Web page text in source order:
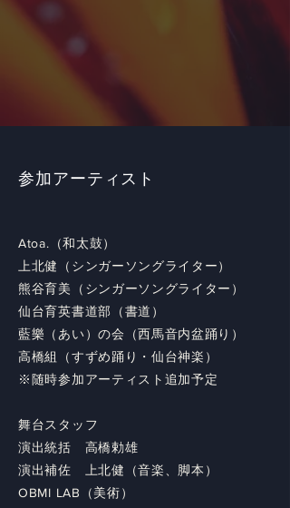
​参加アーティスト
Atoa.（和太鼓）
上北健（シンガーソングライター）
熊谷育美（シンガーソングライター）
仙台育英書道部（書道）
​藍樂（あい）の会（西馬音内盆踊り）
高橋組（すずめ踊り・仙台神楽）
※随時参加アーティスト追加予定
舞台スタッフ
演出統括 高橋勅雄
演出補佐 上北健（音楽、脚本）
​OBMI LAB（美術）